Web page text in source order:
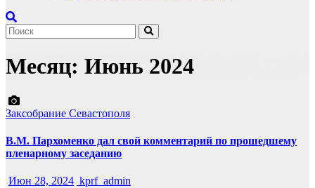
Месяц: Июнь 2024
Заксобрание Севастополя
В.М. Пархоменко дал свой комментарий по прошедшему
пленарному заседанию
Июн 28, 2024 kprf_admin